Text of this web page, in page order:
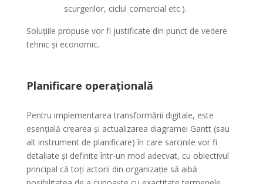
scurgerilor, ciclul comercial etc.).
Soluțiile propuse vor fi justificate din punct de vedere
tehnic și economic.
Planificare operațională
Pentru implementarea transformării digitale, este
esențială crearea și actualizarea diagramei Gantt (sau
alt instrument de planificare) în care sarcinile vor fi
detaliate și definite într-un mod adecvat, cu obiectivul
principal că toți actorii din organizație să aibă